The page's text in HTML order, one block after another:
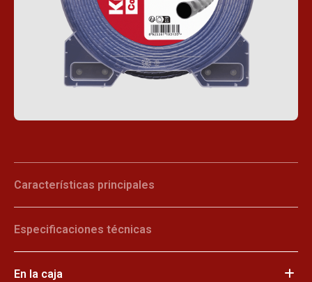
Características principales
Especificaciones técnicas
En la caja